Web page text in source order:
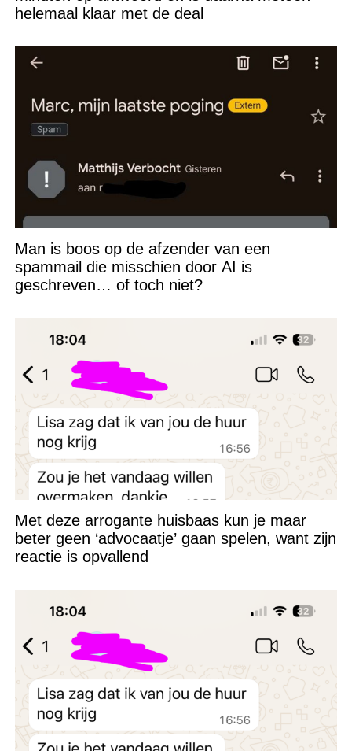
helemaal klaar met de deal
Man is boos op de afzender van een
spammail die misschien door AI is
geschreven… of toch niet?
Met deze arrogante huisbaas kun je maar
beter geen ‘advocaatje’ gaan spelen, want zijn
reactie is opvallend